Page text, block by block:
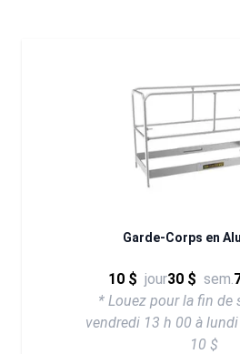
Garde-Corps en
10 $ jour30 $ sem.
* Louez pour la fin de
vendredi 13 h 00 à
10 $